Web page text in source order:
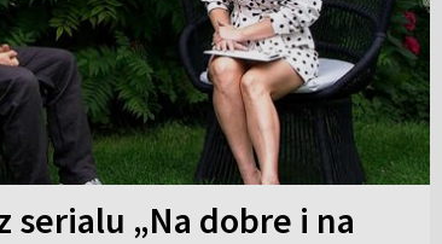
serialu „Na dobre i na